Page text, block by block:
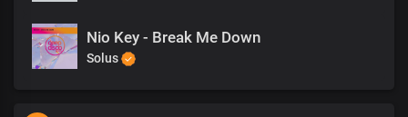
Nio Key - Break Me Down
Solus